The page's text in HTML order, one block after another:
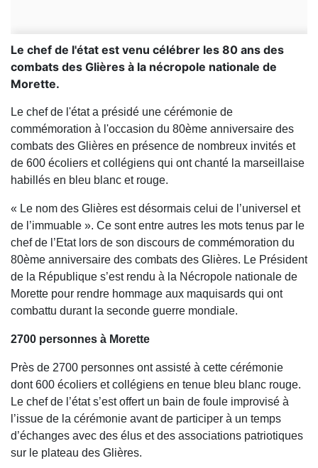
Le chef de l'état est venu célébrer les 80 ans des
combats des Glières à la nécropole nationale de
Morette.
Le chef de l'état a présidé une cérémonie de
commémoration à l'occasion du 80ème anniversaire des
combats des Glières en présence de nombreux invités et
de 600 écoliers et collégiens qui ont chanté la marseillaise
habillés en bleu blanc et rouge.
« Le nom des Glières est désormais celui de l’universel et
de l’immuable ». Ce sont entre autres les mots tenus par le
chef de l’Etat lors de son discours de commémoration du
80ème anniversaire des combats des Glières. Le Président
de la République s’est rendu à la Nécropole nationale de
Morette pour rendre hommage aux maquisards qui ont
combattu durant la seconde guerre mondiale.
2700 personnes à Morette
Près de 2700 personnes ont assisté à cette cérémonie
dont 600 écoliers et collégiens en tenue bleu blanc rouge.
Le chef de l’état s’est offert un bain de foule improvisé à
l’issue de la cérémonie avant de participer à un temps
d’échanges avec des élus et des associations patriotiques
sur le plateau des Glières.